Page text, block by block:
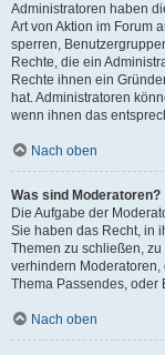
Administratoren haben
Art von Aktion im Forum
sperren,
Rechte, die ein
Rechte ihnen ein
hat. Administratoren
wenn ihnen das
Nach oben
Was sind Moderatoren?
Die Aufgabe der
Sie haben das Recht, in
Themen zu schließen,
verhindern Moderatoren,
Thema Passendes, oder
Nach oben